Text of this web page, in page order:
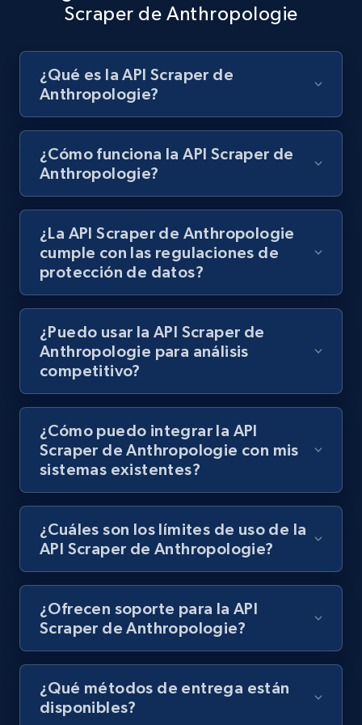
products using specified keywords
Currency, Discount, Initial price, and more.
1.1K+ 149+
Lazada - Products
URL, Title, Rating, Reviews, Initial price, Final
price, Currency, Stock, and more.
992+ 165+ Prueba gratuita
keyword
URL, Title, Rating, Reviews, Initial price, Final
price, Currency, Stock, and more.
992+ 165+ Prueba gratuita
Lazada - Products - Discover products by
category URL or brand URL
URL, Title, Rating, Reviews, Initial price, Final
price, Currency, Stock, and more.
992+ 165+
Scraper de Anthropologie
¿Qué es la API Scraper de
Anthropologie?
¿Cómo funciona la API Scraper de
Anthropologie?
¿La API Scraper de Anthropologie
cumple con las regulaciones de
protección de datos?
¿Puedo usar la API Scraper de
Anthropologie para análisis
competitivo?
¿Cómo puedo integrar la API
Scraper de Anthropologie con mis
sistemas existentes?
¿Cuáles son los límites de uso de la
API Scraper de Anthropologie?
¿Ofrecen soporte para la API
Scraper de Anthropologie?
¿Qué métodos de entrega están
disponibles?